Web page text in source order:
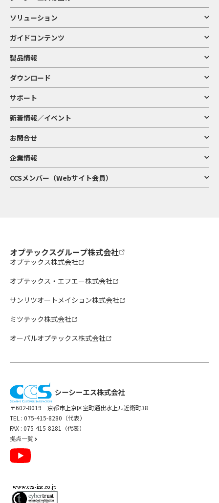
ソリューション
ガイドコンテンツ
製品情報
ダウンロード
サポート
新着情報／イベント
お問合せ
企業情報
CCSメンバー（Webサイト会員）
オプテックスグループ株式会社
オプテックス株式会社
オプテックス・エフエー株式会社
サンリツオートメイション株式会社
ミツテック株式会社
オーパルオプテックス株式会社
〒602-8019 京都市上京区室町通出水上ル近衛町38
TEL : 075-415-8280（代表）
FAX : 075-415-8281（代表）
拠点一覧